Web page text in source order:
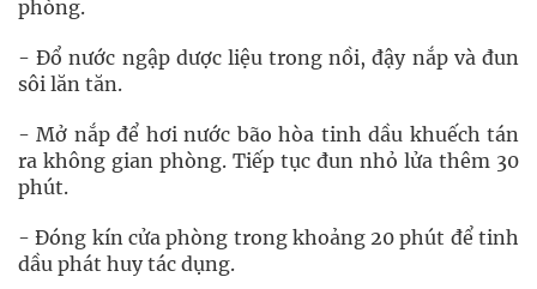
phòng.
- Đổ nước ngập dược liệu trong nồi, đậy nắp và đun
sôi lăn tăn.
- Mở nắp để hơi nước bão hòa tinh dầu khuếch tán
ra không gian phòng. Tiếp tục đun nhỏ lửa thêm 30
phút.
- Đóng kín cửa phòng trong khoảng 20 phút để tinh
dầu phát huy tác dụng.